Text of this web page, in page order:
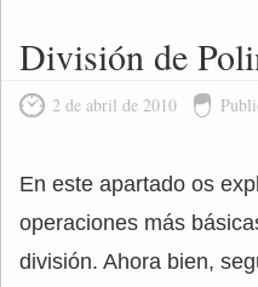
División de
2 de abril de 2010
En este apartado os
operaciones más
división. Ahora bien,